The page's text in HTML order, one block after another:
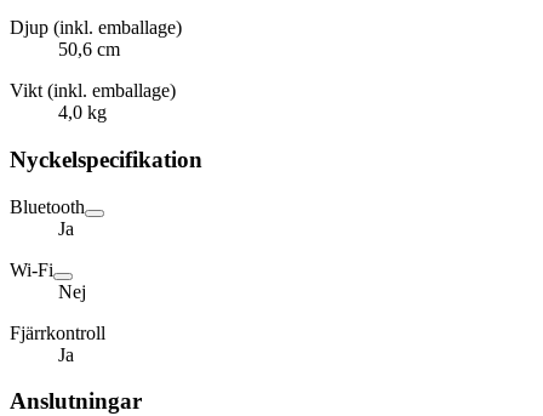
Djup (inkl. emballage)
50,6 cm
Vikt (inkl. emballage)
4,0 kg
Nyckelspecifikation
Bluetooth
Ja
Wi-Fi
Nej
Fjärrkontroll
Ja
Anslutningar